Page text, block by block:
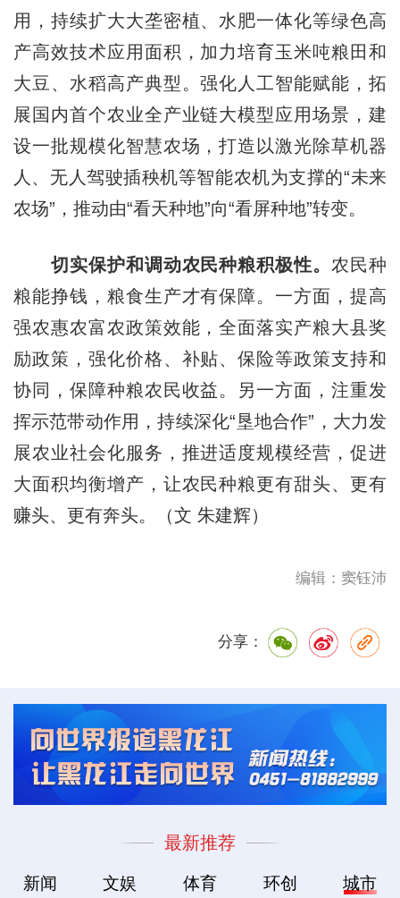
用，持续扩大大垄密植、水肥一体化等绿色高
产高效技术应用面积，加力培育玉米吨粮田和
大豆、水稻高产典型。强化人工智能赋能，拓
展国内首个农业全产业链大模型应用场景，建
设一批规模化智慧农场，打造以激光除草机器
人、无人驾驶插秧机等智能农机为支撑的“未来
农场”，推动由“看天种地”向“看屏种地”转变。
切实保护和调动农民种粮积极性。农民种
粮能挣钱，粮食生产才有保障。一方面，提高
强农惠农富农政策效能，全面落实产粮大县奖
励政策，强化价格、补贴、保险等政策支持和
协同，保障种粮农民收益。另一方面，注重发
挥示范带动作用，持续深化“垦地合作”，大力发
展农业社会化服务，推进适度规模经营，促进
大面积均衡增产，让农民种粮更有甜头、更有
赚头、更有奔头。（文 朱建辉）
编辑：窦钰沛
分享：
最新推荐
新闻 文娱 体育 环创 城市